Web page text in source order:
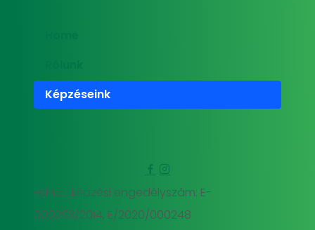
Képzéseink
Felnőttképzési engedélyszám: E-
000293/2014, E/2020/000248